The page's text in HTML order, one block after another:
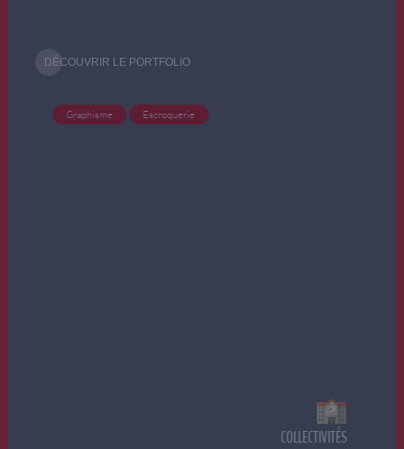
Graphisme Escroquerie
COLLECTIVITÉS
DÉCOUVRIR LE PORTFOLIO